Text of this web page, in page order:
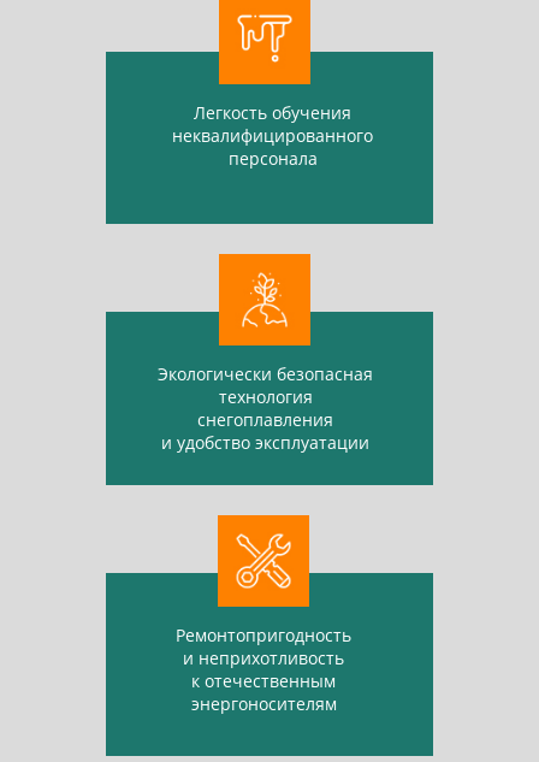
Легкость обучения
неквалифицированного
персонала
Экологически безопасная
технология
снегоплавления
и удобство эксплуатации
Ремонтопригодность
и неприхотливость
к отечественным
энергоносителям